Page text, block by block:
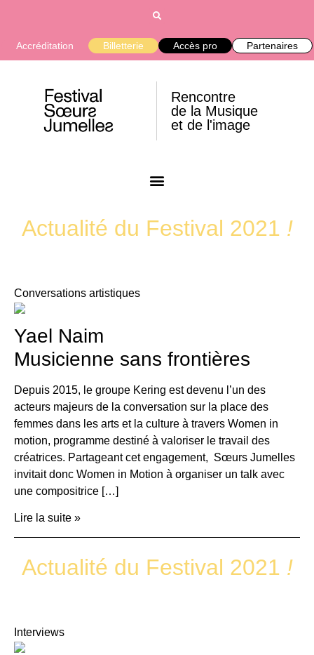
Accréditation Billetterie Accès pro Partenaires
Rencontre
de la Musique
et de l'image
Actualité du Festival 2021 !
Conversations artistiques
Yael Naim
Musicienne sans frontières
Depuis 2015, le groupe Kering est devenu l’un des
acteurs majeurs de la conversation sur la place des
femmes dans les arts et la culture à travers Women in
motion, programme destiné à valoriser le travail des
créatrices. Partageant cet engagement, Sœurs Jumelles
invitait donc Women in Motion à organiser un talk avec
une compositrice […]
Lire la suite »
Actualité du Festival 2021 !
Interviews